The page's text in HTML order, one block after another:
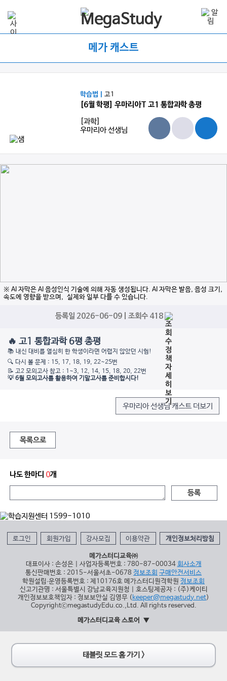
메가 캐스트
학습법 |고1
[6월 학평] 우마리아T 고1 통합과학 총평
[과학]
우마리아 선생님
※ AI 자막은 AI 음성인식 기술에 의해 자동 생성됩니다. AI 자막은 발음, 음성 크기,
속도에 영향을 받으며, 실제와 일부 다를 수 있습니다.
등록일 2026-06-09 | 조회수 418
🔥 고1 통합과학 6평 총평
📚 내신 대비를 열심히 한 학생이라면 어렵지 않았던 시험!
🔍 다시 볼 문제 : 15, 17, 18, 19, 22~25번
📝 고2 모의고사 참고 : 1~3, 12, 14, 15, 18, 20, 22번
💡 6월 모의고사를 활용하여 기말고사를 준비합시다!
우마리아 선생님 캐스트 더보기
목록으로
나도 한마디 0개
등록
로그인 회원가입 강사모집 이용약관 개인정보처리방침
메가스터디교육㈜
대표이사 : 손성은 | 사업자등록번호 : 780-87-00034 회사소개
통신판매번호 : 2015-서울서초-0678 정보조회 구매안전서비스
학원설립∙운영등록번호 : 제10176호 메가스터디원격학원 정보조회
신고기관명 : 서울특별시 강남교육지원청 | 호스팅제공자 : (주)케이티
개인정보보호책임자 : 정보보안실 김영무 ( keeper@megastudy.net)
CopyrightⓒmegastudyEdu.co.,Ltd. All rights reserved.
메가스터디교육 스토어
태블릿 모드 홈 가기 >